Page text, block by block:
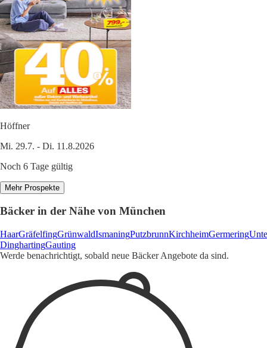
Höffner
Mi. 29.7. - Di. 11.8.2026
Noch 6 Tage gültig
Mehr Prospekte
Bäcker in der Nähe von München
HaarGräfelfingGrünwaldIsmaningPutzbrunnKirchheimGermering
DinghartingGauting
Werde benachrichtigt, sobald neue Bäcker Angebote da sind.